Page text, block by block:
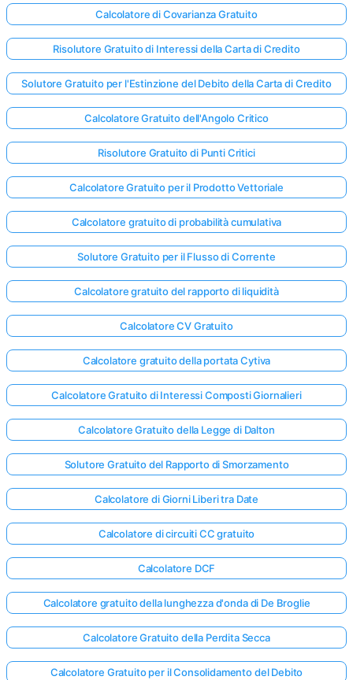
Calcolatore di Covarianza Gratuito
Risolutore Gratuito di Interessi della Carta di Credito
Solutore Gratuito per l'Estinzione del Debito della Carta di Credito
Calcolatore Gratuito dell'Angolo Critico
Risolutore Gratuito di Punti Critici
Calcolatore Gratuito per il Prodotto Vettoriale
Calcolatore gratuito di probabilità cumulativa
Solutore Gratuito per il Flusso di Corrente
Calcolatore gratuito del rapporto di liquidità
Calcolatore CV Gratuito
Calcolatore gratuito della portata Cytiva
Calcolatore Gratuito di Interessi Composti Giornalieri
Calcolatore Gratuito della Legge di Dalton
Solutore Gratuito del Rapporto di Smorzamento
Calcolatore di Giorni Liberi tra Date
Calcolatore di circuiti CC gratuito
Calcolatore DCF
Calcolatore gratuito della lunghezza d'onda di De Broglie
Calcolatore Gratuito della Perdita Secca
Calcolatore Gratuito per il Consolidamento del Debito